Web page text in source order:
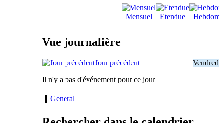
Mensuel Etendue
Vue journalière
Jour précédent
Il n'y a pas d'événement pour ce jour
General